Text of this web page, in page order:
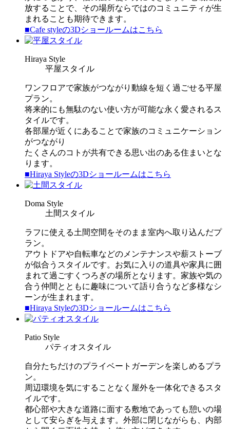
放することで、その場所ならではのコミュニティが生
まれることも期待できます。
■Cafe styleの3Dショールームはこちら
Hiraya Style
平屋スタイル
ワンフロアで家族がつながり動線を短く過ごせる平屋
プラン。
将来的にも無駄のない使い方が可能な永く愛されるス
タイルです。
各部屋が近くにあることで家族のコミュニケーション
がつながり
たくさんのコトが共有できる思い出のある住まいとな
ります。
■Hiraya Styleの3Dショールームはこちら
Doma Style
土間スタイル
ラフに使える土間空間をそのまま室内へ取り込んだプ
ラン。
アウトドアや自転車などのメンテナンスや薪ストーブ
が似合うスタイルです。お気に入りの道具や家具に囲
まれて過ごすくつろぎの場所となります。家族や気の
合う仲間とともに趣味について語り合うなど多様なシ
ーンが生まれます。
■Hiraya Styleの3Dショールームはこちら
Patio Style
パティオスタイル
自分たちだけのプライベートガーデンを楽しめるプラ
ン。
周辺環境を気にすることなく屋外を一体化できるスタ
イルです。
都心部や大きな道路に面する敷地であっても憩いの場
として安らぎを与えます。外部に閉じながらも、内部